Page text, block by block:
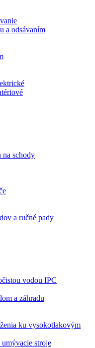
a odsávaním
na schody
a ručné pady
vodou IPC
a záhradu
ku vysokotlakovým
stroje